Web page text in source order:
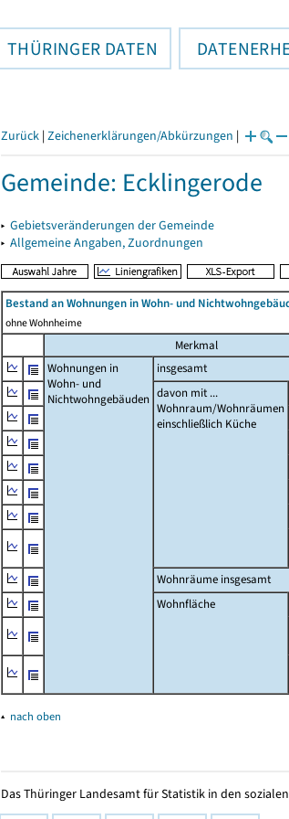
THÜRINGER DATEN
Zurück | Zeichenerklärungen/Abkürzungen |
Gemeinde: Ecklingerode
▸ Gebietsveränderungen der Gemeinde
▸ Allgemeine Angaben, Zuordnungen
Bestand an Wohnungen in Wohn- und
ohne Wohnheime
Merkmal
Wohnungen in
Wohn- und
Nichtwohngebäuden
insgesamt
davon mit ...
Wohnraum/Wohnräumen
einschließlich Küche
Wohnräume insgesamt
Wohnfläche
▴ nach oben
Das Thüringer Landesamt für Statistik in den